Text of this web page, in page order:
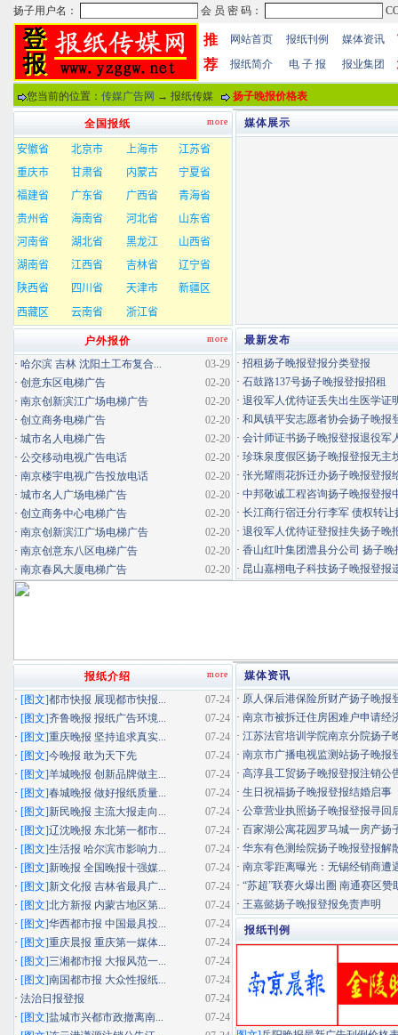
推
荐
网站首页 报纸刊例 媒体资讯
报纸简介 电 子 报 报业集团
您当前的位置： 传媒广告网 → 报纸传媒 扬子晚报价格表
媒体展示
最新发布
· 招租扬子晚报登报分类登报
· 石鼓路137号扬子晚报登报招租
· 退役军人优待证丢失出生医学证
· 和凤镇平安志愿者协会扬子晚报
· 会计师证书扬子晚报登报退役军
· 珍珠泉度假区扬子晚报登报无主
· 张光耀雨花拆迁办扬子晚报登报
· 中邦敬诚工程咨询扬子晚报登报
· 长江商行宿迁分行李军 债权转让
· 退役军人优待证登报挂失扬子晚
· 香山红叶集团澧县分公司 扬子晚
· 昆山嘉栩电子科技扬子晚报登报
more
全国报纸
more
户外报价
03-29
· 哈尔滨 吉林 沈阳土工布复合...
02-20
· 创意东区电梯广告
02-20
· 南京创新滨江广场电梯广告
02-20
· 创立商务电梯广告
02-20
· 城市名人电梯广告
02-20
· 公交移动电视广告电话
02-20
· 南京楼宇电视广告投放电话
02-20
· 城市名人广场电梯广告
02-20
· 创立商务中心电梯广告
02-20
· 南京创新滨江广场电梯广告
02-20
· 南京创意东八区电梯广告
02-20
· 南京春风大厦电梯广告
媒体资讯
· 原人保后港保险所财产扬子晚报
· 南京市被拆迁住房困难户申请经
· 江苏法官培训学院南京分院扬子
· 南京市广播电视监测站扬子晚报
· 高淳县工贸扬子晚报登报注销公
· 生日祝福扬子晚报登报结婚启事
· 公章营业执照扬子晚报登报寻回
· 百家湖公寓花园罗马城一房产扬
· 华东有色测绘院扬子晚报登报解
· 南京零距离曝光：无锡经销商遭
· “苏超”联赛火爆出圈 南通赛区赞
· 王嘉懿扬子晚报登报免责声明
报纸刊例
more
报纸介绍
07-24
· [图文]都市快报 展现都市快报...
07-24
· [图文]齐鲁晚报 报纸广告环境...
07-24
· [图文]重庆晚报 坚持追求真实...
07-24
· [图文]今晚报 敢为天下先
07-24
· [图文]羊城晚报 创新品牌做主...
07-24
· [图文]春城晚报 做好报纸质量...
07-24
· [图文]新民晚报 主流大报走向...
07-24
· [图文]辽沈晚报 东北第一都市...
07-24
· [图文]生活报 哈尔滨市影响力...
07-24
· [图文]新晚报 全国晚报十强媒...
07-24
· [图文]新文化报 吉林省最具广...
07-24
· [图文]北方新报 内蒙古地区第...
07-24
· [图文]华西都市报 中国最具投...
07-24
· [图文]重庆晨报 重庆第一媒体...
07-24
· [图文]三湘都市报 大报风范一...
07-24
· [图文]南国都市报 大众性报纸...
07-24
· 法治日报登报
07-24
· [图文]盐城市兴都市政撤离南...